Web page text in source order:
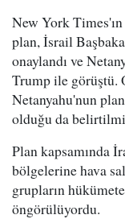
New York Times'ın
plan, İsrail
onaylandı ve
Trump ile görüştü.
Netanyahu'nun
olduğu da
Plan kapsamında
bölgelerine hava
grupların
öngörülüyordu.